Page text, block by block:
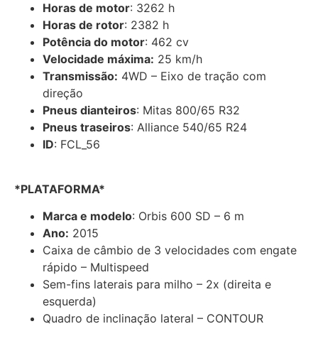
Horas de motor: 3262 h
Horas de rotor: 2382 h
Potência do motor: 462 cv
Velocidade máxima: 25 km/h
Transmissão: 4WD – Eixo de tração com
direção
Pneus dianteiros: Mitas 800/65 R32
Pneus traseiros: Alliance 540/65 R24
ID: FCL_56
*PLATAFORMA*
Marca e modelo: Orbis 600 SD – 6 m
Ano: 2015
Caixa de câmbio de 3 velocidades com engate
rápido – Multispeed
Sem-fins laterais para milho – 2x (direita e
esquerda)
Quadro de inclinação lateral – CONTOUR